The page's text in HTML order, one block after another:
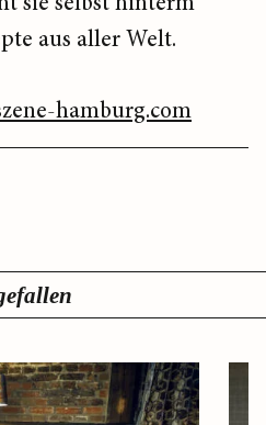
aus aller Welt.
hamburg.com